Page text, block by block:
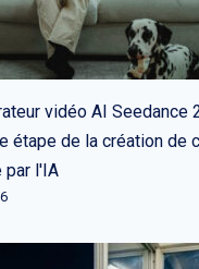
vidéo AI Seedance
étape de la création de
par l'IA